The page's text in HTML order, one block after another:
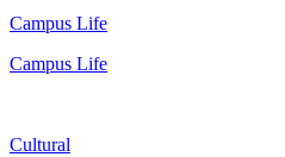
Campus Life
Campus Life
Cultural